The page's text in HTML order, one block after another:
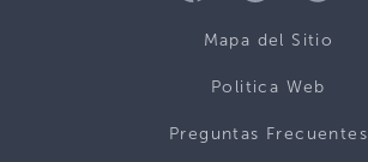
Mapa del Sitio
Politica Web
Preguntas Frecuentes